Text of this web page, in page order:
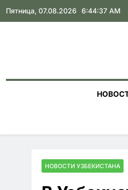
Skip
Пятница, 07.08.2026 6:44:38 AM
НОВОСТИ УЗБЕКИСТАНА